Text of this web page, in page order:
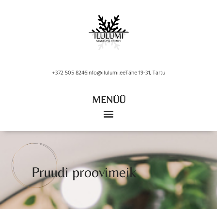
+372 505 8246info@ilulumi.eeTähe 19-31, Tartu
MENÜÜ
Pruudi proovimeik